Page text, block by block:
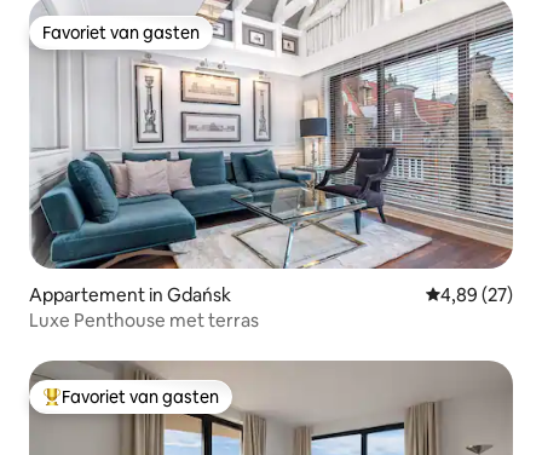
Favoriet van gasten
Favoriet van gasten
Appartement in Gdańsk Gemiddelde
4,89 (27)
Luxe Penthouse met terras
Topfavoriet van gasten
Favoriet van gasten